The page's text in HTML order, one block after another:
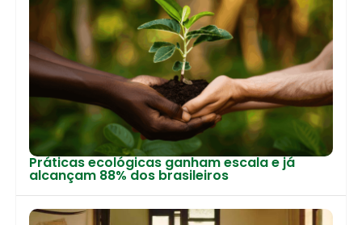
Práticas ecológicas ganham escala e já
alcançam 88% dos brasileiros